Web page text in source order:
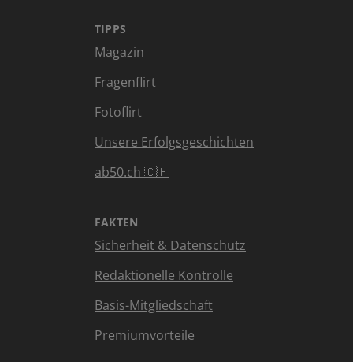
TIPPS
Magazin
Fragenflirt
Fotoflirt
Unsere Erfolgsgeschichten
ab50.ch 🇨🇭
FAKTEN
Sicherheit & Datenschutz
Redaktionelle Kontrolle
Basis-Mitgliedschaft
Premiumvorteile